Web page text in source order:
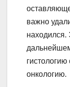
важно
находился.
онкологию.